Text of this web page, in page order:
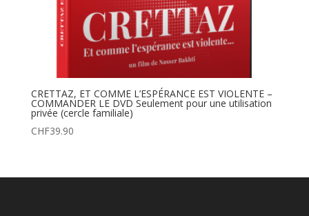
CRETTAZ, ET COMME L’ESPÉRANCE EST VIOLENTE –
COMMANDER LE DVD Seulement pour une utilisation
privée (cercle familiale)
CHF39.90